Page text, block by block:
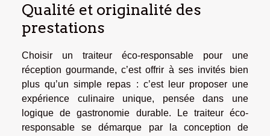
Qualité et originalité des
prestations
Choisir un traiteur éco-responsable pour une
réception gourmande, c’est offrir à ses invités bien
plus qu’un simple repas : c’est leur proposer une
expérience culinaire unique, pensée dans une
logique de gastronomie durable. Le traiteur éco-
responsable se démarque par la conception de